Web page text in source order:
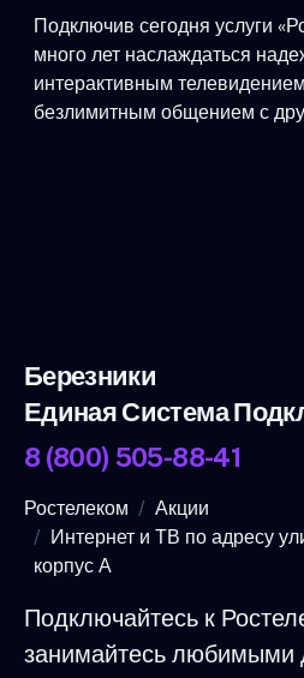
Подключив сегодня услуги
много лет наслаждаться
интерактивным
безлимитным общением с
Березники
Единая Система
8 (800) 505-88-41
Ростелеком
Акции
Интернет и ТВ по адресу
корпус А
Подключайтесь к
занимайтесь любимыми